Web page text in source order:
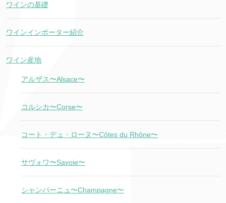
ワインの基礎
ワインインポーター紹介
ワイン産地
アルザス〜Alsace〜
コルシカ〜Corse〜
コート・デュ・ローヌ〜Côtes du Rhône〜
サヴォワ〜Savoie〜
シャンパーニュ〜Champagne〜